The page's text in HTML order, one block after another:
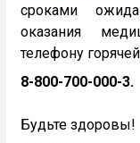
сроками
оказания
телефону
8-800-700-000-3.
Будьте здоровы!